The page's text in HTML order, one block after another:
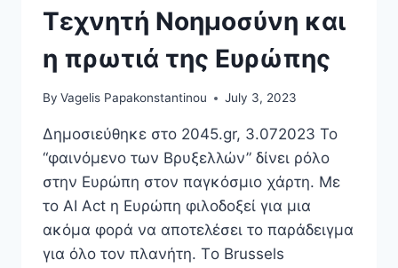
Τεχνητή Νοημοσύνη και
η πρωτιά της Ευρώπης
By Vagelis Papakonstantinou July 3, 2023
Δημοσιεύθηκε στο 2045.gr, 3.072023 Το
“φαινόμενο των Βρυξελλών” δίνει ρόλο
στην Ευρώπη στον παγκόσμιο χάρτη. Με
το ΑΙ Act η Ευρώπη φιλοδοξεί για μια
ακόμα φορά να αποτελέσει το παράδειγμα
για όλο τον πλανήτη. Τo Brussels